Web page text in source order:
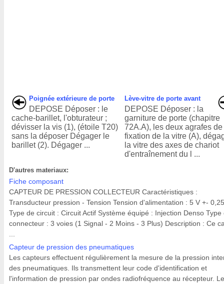
Poignée extérieure de porte
DEPOSE Déposer : le
cache-barillet, l'obturateur ;
dévisser la vis (1), (étoile T20)
sans la déposer Dégager le
barillet (2). Dégager ...
Lève-vitre de porte avant
DEPOSE Déposer : la
garniture de porte (chapitre
72A.A), les deux agrafes de
fixation de la vitre (A),
la vitre des axes de chariot
d'entraînement du l ...
D'autres materiaux:
Fiche composant
CAPTEUR DE PRESSION COLLECTEUR Caractéristiques :
Transducteur pression - Tension Tension d'alimentation : 5 V +- 0,25
Type de circuit : Circuit Actif Système équipé : Injection Denso Type
connecteur : 3 voies (1 Signal - 2 Moins - 3 Plus) Description : Ce
Capteur de pression des pneumatiques
Les capteurs effectuent régulièrement la mesure de la pression
des pneumatiques. Ils transmettent leur code d'identification et
l'information de pression par ondes radiofréquence au récepteur. Le